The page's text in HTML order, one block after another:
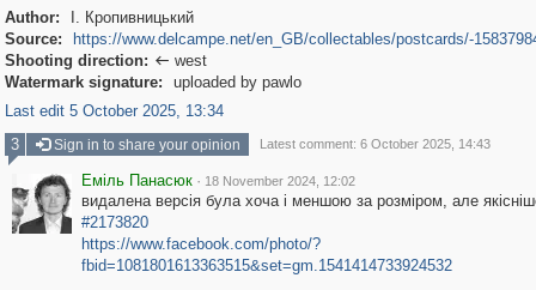
Author:
І. Кропивницький
Source:
https://www.delcampe.net/en_GB/collectables/postcards/-
Shooting direction:  west
Watermark signature:
uploaded by pawlo
Last edit 5 October 2025, 13:34
3
Sign in to share your opinion Latest comment: 6 October 2025, 14:43
Еміль Панасюк · 18 November 2024, 12:02
видалена версія була хоча і меншою за розміром, але
#2173820
https://www.facebook.com/photo/?
fbid=1081801613363515&set=gm.1541414733924532